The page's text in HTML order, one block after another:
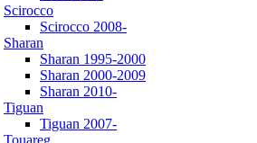
Scirocco
Scirocco 2008-
Sharan
Sharan 1995-2000
Sharan 2000-2009
Sharan 2010-
Tiguan
Tiguan 2007-
Touareg